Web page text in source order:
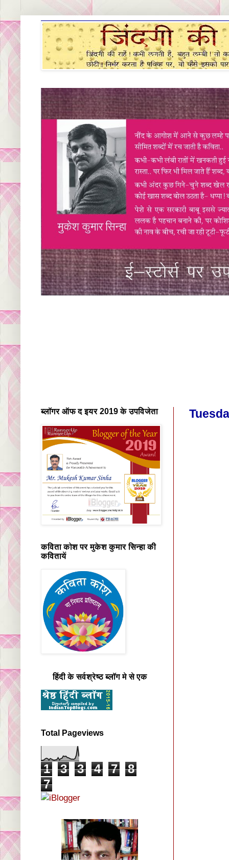
ब्लॉगर ऑफ द इयर 2019 के उपविजेता
कविता कोश पर मुकेश कुमार सिन्हा की
कवितायें
हिंदी के सर्वश्रेष्ठ ब्लॉग मे से एक
Total Pageviews
1 3 3 4 7
8
7